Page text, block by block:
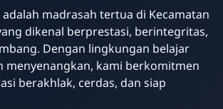
Admin MTs. Al Muniroh
Online
madrasah tertua di Kecamatan
dikenal berprestasi, berintegritas,
Dengan lingkungan belajar
menyenangkan, kami berkomitmen
berakhlak, cerdas, dan siap